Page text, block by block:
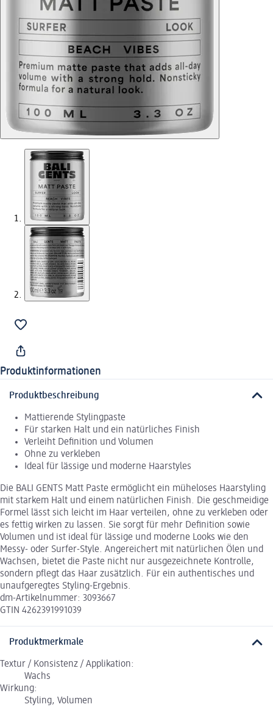
Produktinformationen
Produktbeschreibung
Mattierende Stylingpaste
Für starken Halt und ein natürliches Finish
Verleiht Definition und Volumen
Ohne zu verkleben
Ideal für lässige und moderne Haarstyles
Die BALI GENTS Matt Paste ermöglicht ein müheloses Haarstyling
mit starkem Halt und einem natürlichen Finish. Die geschmeidige
Formel lässt sich leicht im Haar verteilen, ohne zu verkleben oder
es fettig wirken zu lassen. Sie sorgt für mehr Definition sowie
Volumen und ist ideal für lässige und moderne Looks wie den
Messy- oder Surfer-Style. Angereichert mit natürlichen Ölen und
Wachsen, bietet die Paste nicht nur ausgezeichnete Kontrolle,
sondern pflegt das Haar zusätzlich. Für ein authentisches und
unaufgeregtes Styling-Ergebnis.
dm-Artikelnummer: 3093667
GTIN 4262391991039
Produktmerkmale
Textur / Konsistenz / Applikation:
Wachs
Wirkung:
Styling, Volumen